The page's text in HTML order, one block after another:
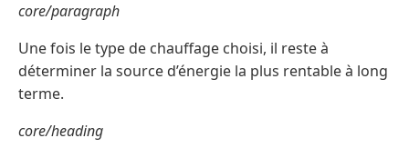
core/paragraph
Une fois le type de chauffage choisi, il reste à
déterminer la source d’énergie la plus rentable à long
terme.
core/heading